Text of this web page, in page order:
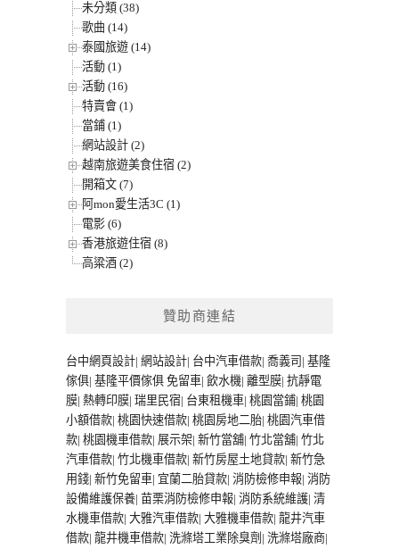
未分類 (38)
歌曲 (14)
泰國旅遊 (14)
活動 (1)
活動 (16)
特賣會 (1)
當鋪 (1)
網站設計 (2)
越南旅遊美食住宿 (2)
開箱文 (7)
阿mon愛生活3C (1)
電影 (6)
香港旅遊住宿 (8)
高粱酒 (2)
贊助商連結
台中網頁設計| 網站設計| 台中汽車借款| 喬義司 | 基隆
傢俱| 基隆平價傢俱 免留車| 飲水機| 離型膜| 抗靜電
膜| 熱轉印膜| 瑞里民宿| 台東租機車| 桃園當鋪| 桃園
小額借款| 桃園快速借款| 桃園房地二胎| 桃園汽車借
款| 桃園機車借款| 展示架| 新竹當舖| 竹北當舖| 竹北
汽車借款| 竹北機車借款| 新竹房屋土地貸款| 新竹急
用錢| 新竹免留車| 宜蘭二胎貸款| 消防檢修申報| 消防
設備維護保養| 苗栗消防檢修申報| 消防系統維護| 清
水機車借款| 大雅汽車借款| 大雅機車借款| 龍井汽車
借款| 龍井機車借款| 洗滌塔工業除臭劑 | 洗滌塔廠商|